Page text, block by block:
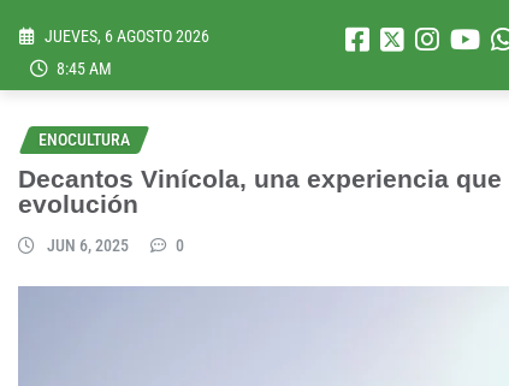
JUEVES, 6 AGOSTO 2026
8:45 AM
ENOCULTURA
Decantos Vinícola, una experiencia
evolución
JUN 6, 2025 0